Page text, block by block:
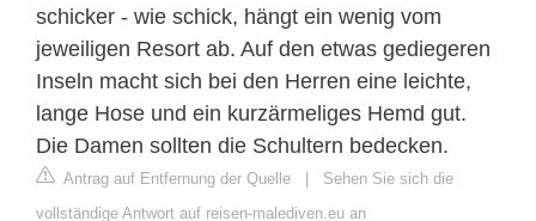
schicker - wie schick, hängt ein wenig vom
jeweiligen Resort ab. Auf den etwas gediegeren
Inseln macht sich bei den Herren eine leichte,
lange Hose und ein kurzärmeliges Hemd gut.
Die Damen sollten die Schultern bedecken.
Antrag auf Entfernung der Quelle | Sehen Sie sich die
vollständige Antwort auf reisen-malediven.eu an